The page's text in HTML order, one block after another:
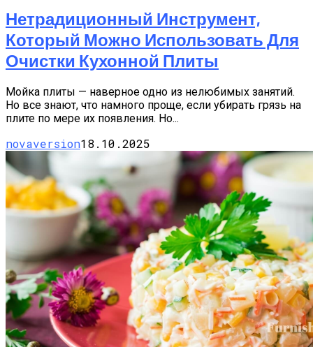
Нетрадиционный Инструмент,
Который Можно Использовать Для
Очистки Кухонной Плиты
Мойка плиты — наверное одно из нелюбимых занятий.
Но все знают, что намного проще, если убирать грязь на
плите по мере их появления. Но...
novaversion18.10.2025